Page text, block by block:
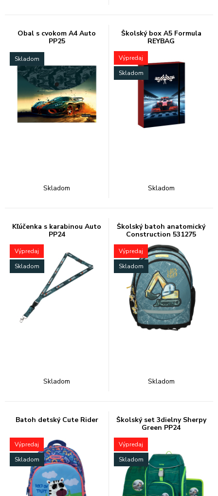
Obal s cvokom A4 Auto
PP25
Skladom
Skladom
Školský box A5 Formula
REYBAG
Výpredaj
Skladom
Skladom
Kľúčenka s karabinou Auto
PP24
Výpredaj
Skladom
Skladom
Školský batoh anatomický
Construction 531275
Výpredaj
Skladom
Skladom
Batoh detský Cute Rider
Výpredaj
Skladom
Školský set 3dielny Sherpy
Green PP24
Výpredaj
Skladom